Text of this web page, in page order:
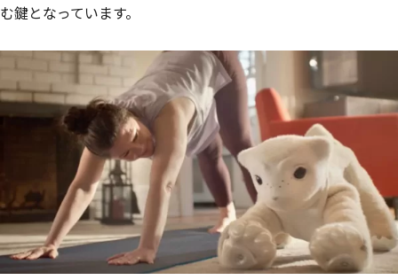
む鍵となっています。